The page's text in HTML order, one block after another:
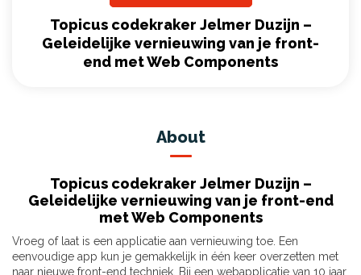
Topicus codekraker Jelmer Duzijn –
Geleidelijke vernieuwing van je front-
end met Web Components
About
Topicus codekraker Jelmer Duzijn –
Geleidelijke vernieuwing van je front-end
met Web Components
Vroeg of laat is een applicatie aan vernieuwing toe. Een
eenvoudige app kun je gemakkelijk in één keer overzetten met
naar nieuwe front-end techniek. Bij een webapplicatie van 10 jaar